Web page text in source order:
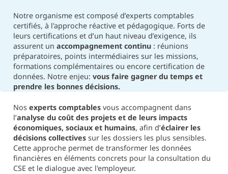
Notre organisme est composé d’experts comptables
certifiés, à l'approche réactive et pédagogique. Forts de
leurs certifications et d’un haut niveau d’exigence, ils
assurent un accompagnement continu: réunions
préparatoires, points intermédiaires sur les missions,
formations complémentaires ou encore certification de
données. Notre enjeu: vous faire gagner du temps et
prendre les bonnes décisions.
Nos experts comptablesvous accompagnent dans
l’analyse du coût des projets et de leurs impacts
économiques, sociaux et humains, afin d’éclairer les
décisions collectivessur les dossiers les plus sensibles.
Cette approche permet de transformer les données
financières en éléments concrets pour la consultation du
CSE et le dialogue avec l'employeur.